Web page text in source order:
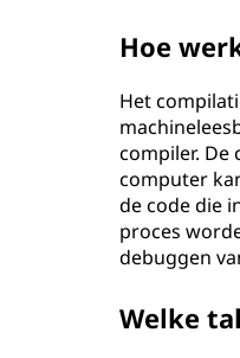
Hoe
Het
compiler. De
computer
de code die
proces
debuggen
Welke